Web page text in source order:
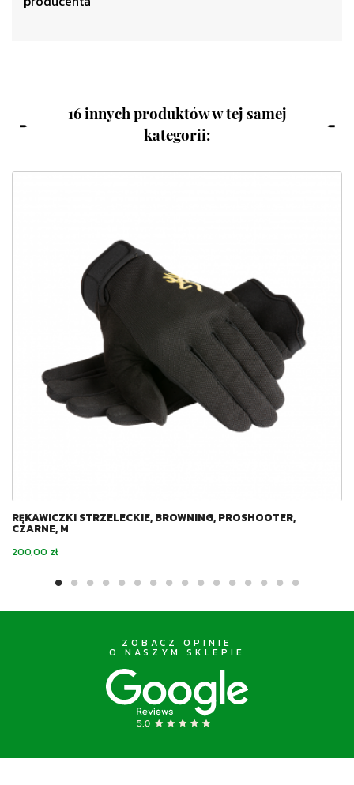
16 innych produktów w tej samej
kategorii:
RĘKAWICZKI STRZELECKIE, BROWNING, PROSHOOTER,
CZARNE, M
Cena
200,00 zł
ZOBACZ OPINIE
O NASZYM SKLEPIE